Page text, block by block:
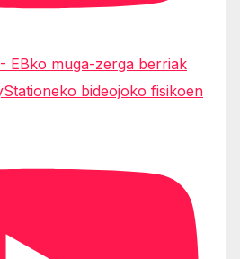
EBko muga-zerga berriak
bideojoko fisikoen